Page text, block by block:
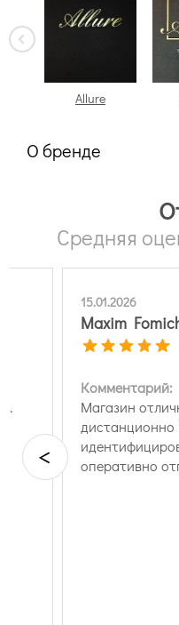
Allure
О бренде
Средняя
15.01.2026
Maxim
Комментарий:
Магазин
дистанционно
оперативно
<